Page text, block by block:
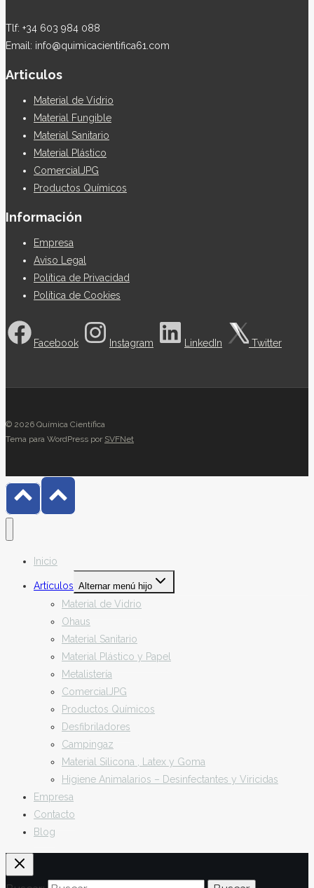
Tlf: +34 603 984 088
Email: info@quimicacientifica61.com
Articulos
Material de Vidrio
Material Fungible
Material Sanitario
Material Plástico
ComercialJPG
Productos Químicos
Información
Empresa
Aviso Legal
Política de Privacidad
Política de Cookies
Facebook Instagram LinkedIn Twitter
© 2026 Química Científica
Tema para WordPress por SVFNet
Inicio
Artículos Alternar menú hijo
Material de Vidrio
Ohaus
Material Sanitario
Material Plástico y Papel
Metalistería
ComercialJPG
Productos Químicos
Desfibriladores
Campingaz
Material Silicona , Latex y Goma
Higiene Animalarios – Desinfectantes y Viricidas
Empresa
Contacto
Blog